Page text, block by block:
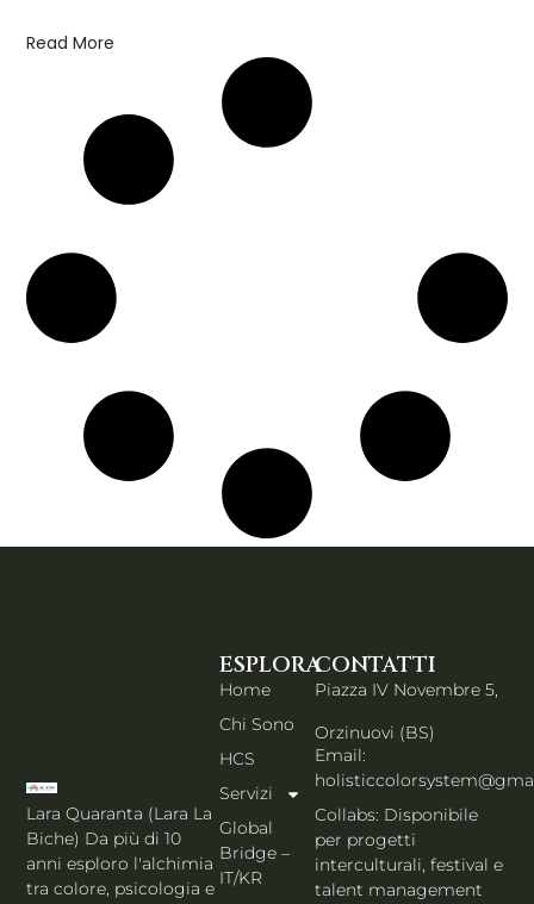
Read More
Lara Quaranta (Lara La
Biche) Da più di 10
anni esploro l'alchimia
tra colore, psicologia e
ESPLORA
Home
Chi Sono
HCS
Servizi
Global
Bridge –
IT/KR
CONTATTI
Piazza IV Novembre 5,
Orzinuovi (BS)
Email:
Collabs: Disponibile
per progetti
interculturali, festival e
talent management